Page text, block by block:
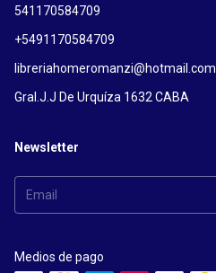
541170584709
+5491170584709
libreriahomeromanzi@hotmail.com
Gral.J.J De Urquíza 1632 CABA
Newsletter
Medios de pago